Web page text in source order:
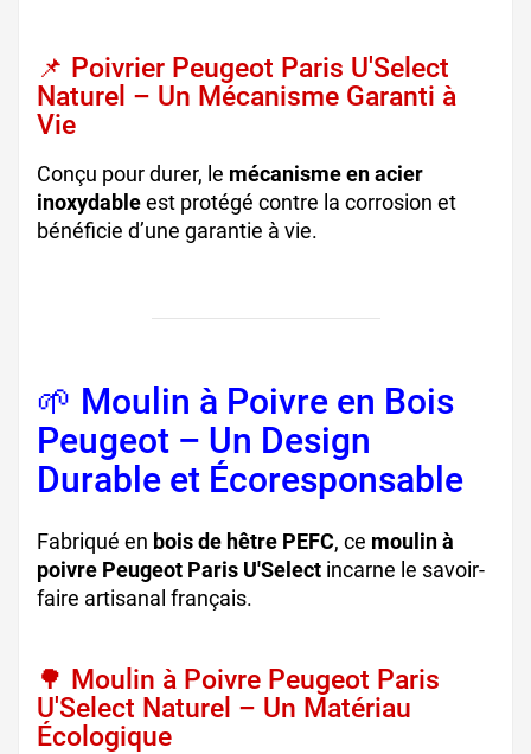
📌 Poivrier Peugeot Paris U'Select
Naturel – Un Mécanisme Garanti à
Vie
Conçu pour durer, le mécanisme en acier
inoxydableest protégé contre la corrosion et
bénéficie d’une garantie à vie.
🌱 Moulin à Poivre en Bois
Peugeot – Un Design
Durable et Écoresponsable
Fabriqué en bois de hêtre PEFC, ce moulin à
poivre Peugeot Paris U'Select incarne le savoir-
faire artisanal français.
🌳 Moulin à Poivre Peugeot Paris
U'Select Naturel – Un Matériau
Écologique